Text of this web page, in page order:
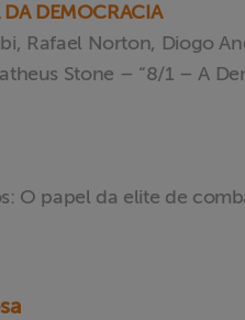
DA DEMOCRACIA
Rafael Norton, Diogo
Stone – “8/1 – A
O papel da elite de